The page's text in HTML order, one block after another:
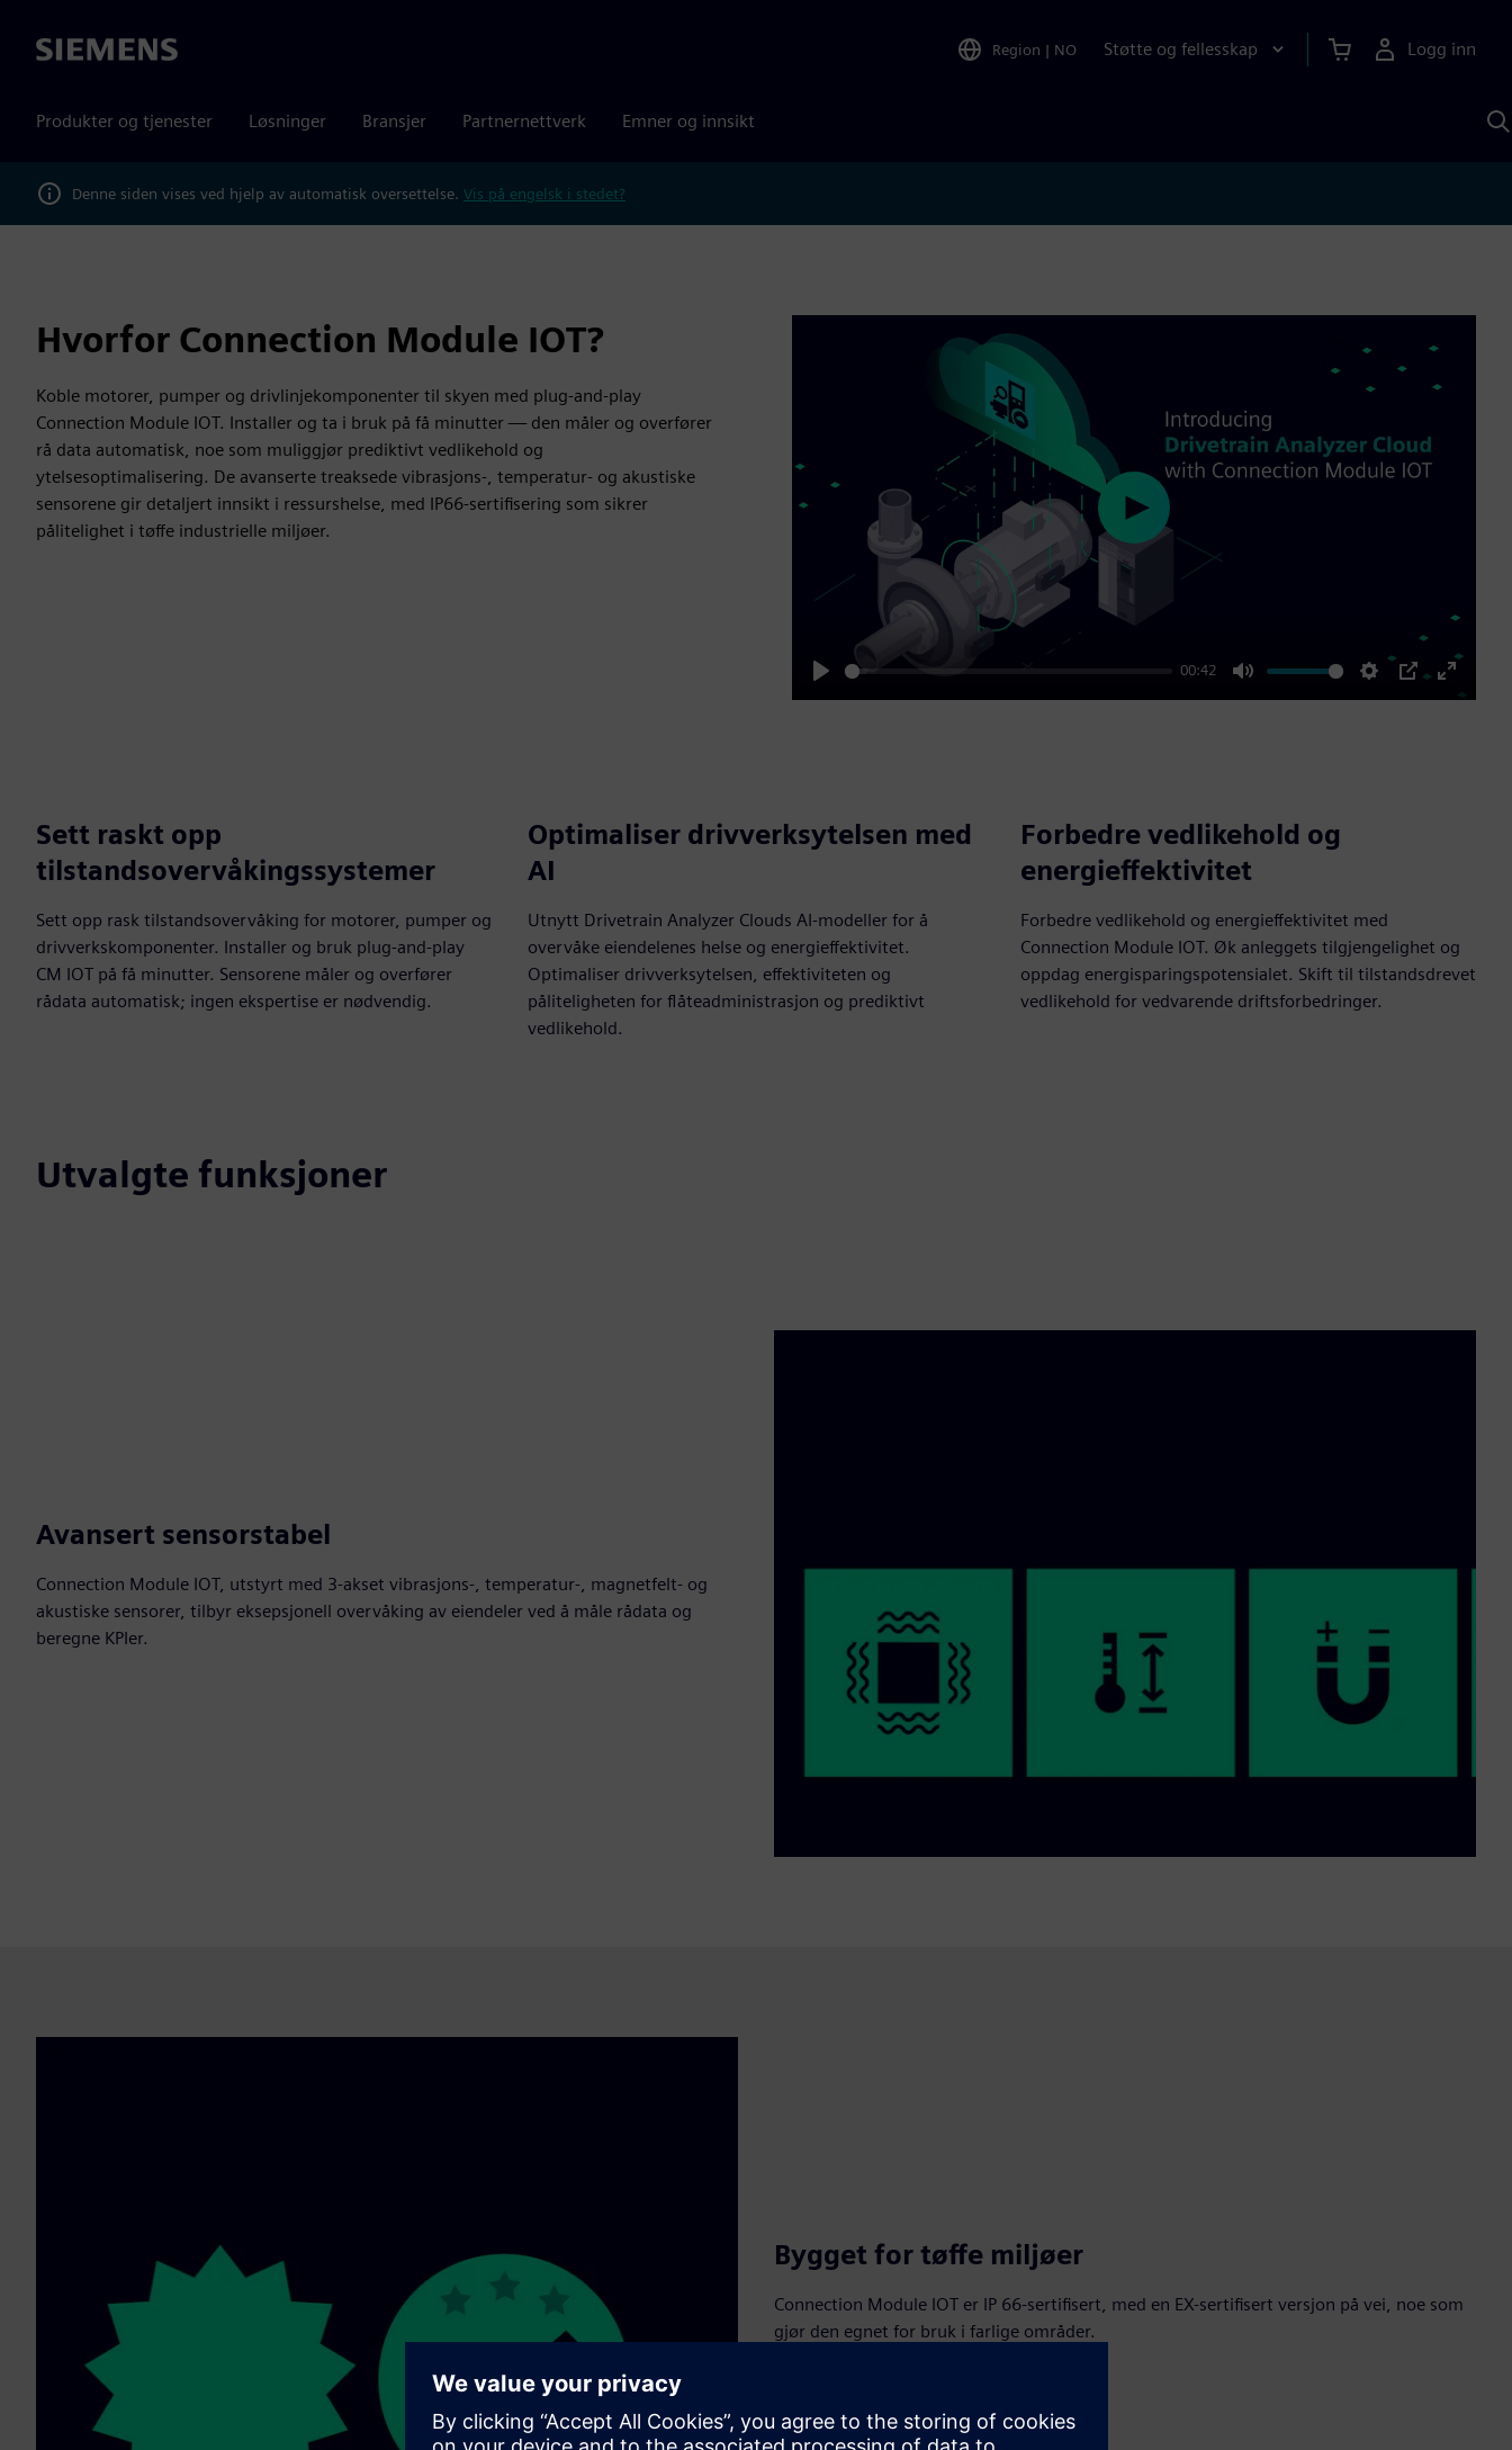
Siemens Region | NO Støtte og fellesskap Logg inn
Produkter og tjenester Løsninger Bransjer Partnernettverk Emner og innsikt
Denne siden vises ved hjelp av automatisk oversettelse. Vis på engelsk i stedet?
Hvorfor Connection Module IOT?
Koble motorer, pumper og drivlinjekomponenter til skyen med plug-and-play
Connection Module IOT. Installer og ta i bruk på få minutter — den måler og overfører
rå data automatisk, noe som muliggjør prediktivt vedlikehold og
ytelsesoptimalisering. De avanserte treaksede vibrasjons-, temperatur- og akustiske
sensorene gir detaljert innsikt i ressurshelse, med IP66-sertifisering som sikrer
pålitelighet i tøffe industrielle miljøer.
Play
00:42
Mute Settings
PIP
Enter
Play
Sett raskt opp
tilstandsovervåkingssystemer
Sett opp rask tilstandsovervåking for motorer, pumper og
drivverkskomponenter. Installer og bruk plug-and-play
CM IOT på få minutter. Sensorene måler og overfører
rådata automatisk; ingen ekspertise er nødvendig.
Optimaliser drivverksytelsen med
AI
Utnytt Drivetrain Analyzer Clouds AI-modeller for å
overvåke eiendelenes helse og energieffektivitet.
Optimaliser drivverksytelsen, effektiviteten og
påliteligheten for flåteadministrasjon og prediktivt
vedlikehold.
Forbedre vedlikehold og
energieffektivitet
Forbedre vedlikehold og energieffektivitet med
Connection Module IOT. Øk anleggets tilgjengelighet og
oppdag energisparingspotensialet. Skift til tilstandsdrevet
vedlikehold for vedvarende driftsforbedringer.
Utvalgte funksjoner
Avansert sensorstabel
Connection Module IOT, utstyrt med 3-akset vibrasjons-, temperatur-, magnetfelt- og
akustiske sensorer, tilbyr eksepsjonell overvåking av eiendeler ved å måle rådata og
beregne KPIer.
Bygget for tøffe miljøer
Connection Module IOT er IP 66-sertifisert, med en EX-sertifisert versjon på vei, noe som
gjør den egnet for bruk i farlige områder.